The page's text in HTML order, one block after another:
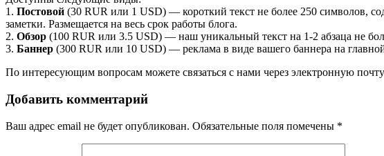
1. Постовой (30 RUR или 1 USD) — короткий текст не более 250 символов,
заметки. Размещается на весь срок работы блога.
2. Обзор (100 RUR или 3.5 USD) — наш уникальный текст на 1-2 абзаца не
3. Баннер (300 RUR или 10 USD) — реклама в виде вашего баннера на
По интересующим вопросам можете связаться с нами через электронную
Добавить комментарий
Ваш адрес email не будет опубликован. Обязательные поля помечены *